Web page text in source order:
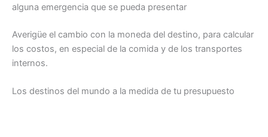
alguna emergencia que se pueda presentar
Averigüe el cambio con la moneda del destino, para calcular
los costos, en especial de la comida y de los transportes
internos.
Los destinos del mundo a la medida de tu presupuesto